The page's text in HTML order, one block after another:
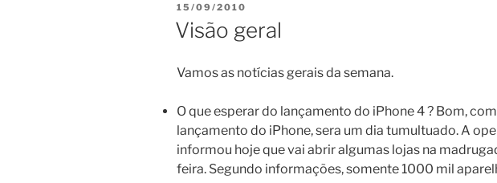
POSTED
ON
15/09/2010
Visão geral
Vamos as notícias gerais da semana.
O que esperar do lançamento do iPhone 4 ? Bom,
lançamento do iPhone, sera um dia tumultuado. A
informou hoje que vai abrir algumas lojas na
feira. Segundo informações, somente 1000 mil